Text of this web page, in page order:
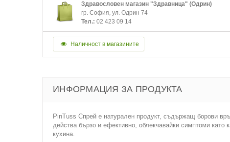
Здравословен магазин "Здравница" (Одрин)
гр. София, ул. Одрин 74
Тел.: 02 423 09 14
Наличност в магазините
ИНФОРМАЦИЯ ЗА ПРОДУКТА
PinTuss Спрей е натурален продукт, съдържащ борови
действа бързо и ефективно, облекчавайки симптоми
кухина.